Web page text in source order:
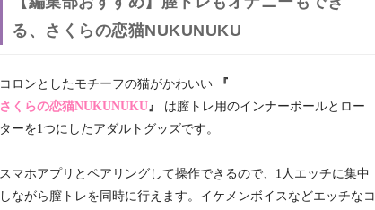
る、さくらの恋猫NUKUNUKU
コロンとしたモチーフの猫がかわいい
『
さくらの恋猫NUKUNUKU 』
は膣トレ用のインナーボールとロー
ターを1つにしたアダルトグッズです。
スマホアプリとペアリングして操作できるので、1人エッチに集中
しながら膣トレを同時に行えます。イケメンボイスなどエッチなコ